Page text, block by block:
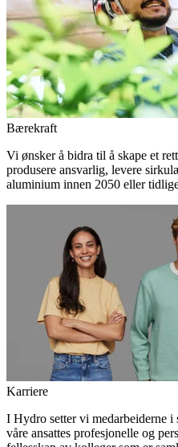
Bærekraft
Vi ønsker å bidra til å skape et
produsere ansvarlig, levere
aluminium innen 2050 eller
Karriere
I Hydro setter vi medarbeiderne
våre ansattes profesjonelle og